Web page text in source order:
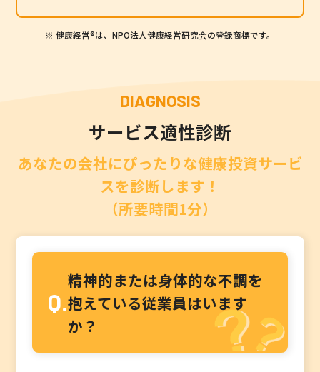
※ 健康経営®は、NPO法人健康経営研究会の登録商標です。
DIAGNOSIS
サービス適性診断
あなたの会社にぴったりな健康投資サービ
スを診断します！
（所要時間1分）
Q.
精神的または身体的な不調を
抱えている従業員はいます
か？